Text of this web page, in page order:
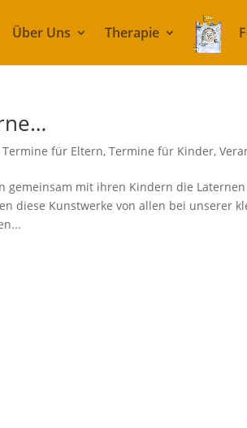
Über Uns Therapie
Termine für Eltern,Termine für Kinder,
gemeinsam mit ihren Kindern die
diese Kunstwerke von allen bei unserer